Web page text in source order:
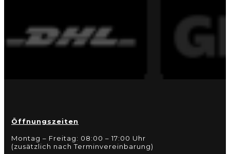
Öffnungszeiten
Montag – Freitag: 08:00 – 17:00 Uhr
(zusätzlich nach Terminvereinbarung)